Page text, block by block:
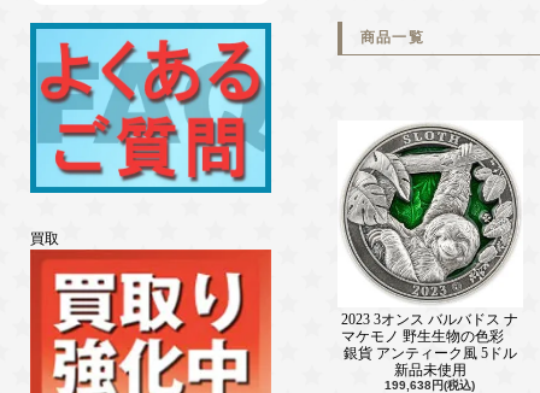
買取
商品一覧
2023 3オンス バルバドス ナ
マケモノ 野生生物の色彩
銀貨 アンティーク風 5ドル
新品未使用
199,638円(税込)